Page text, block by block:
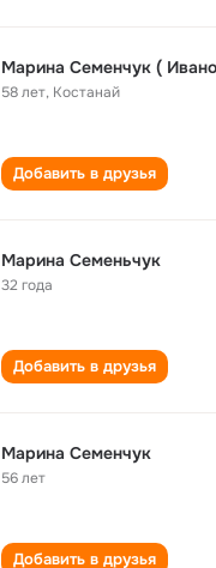
Марина Семенчук (
58 лет, Костанай
Добавить в друзья
Марина Семеньчук
32 года
Добавить в друзья
Марина Семенчук
56 лет
Добавить в друзья